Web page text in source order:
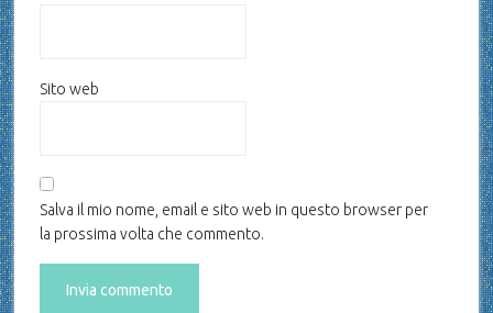
Sito web
Salva il mio nome, email e sito web in questo browser per
la prossima volta che commento.